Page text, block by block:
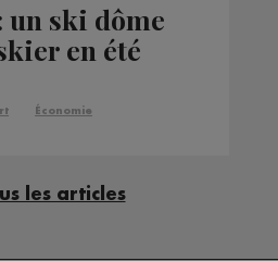
un ski dôme
en été
Économie
les articles